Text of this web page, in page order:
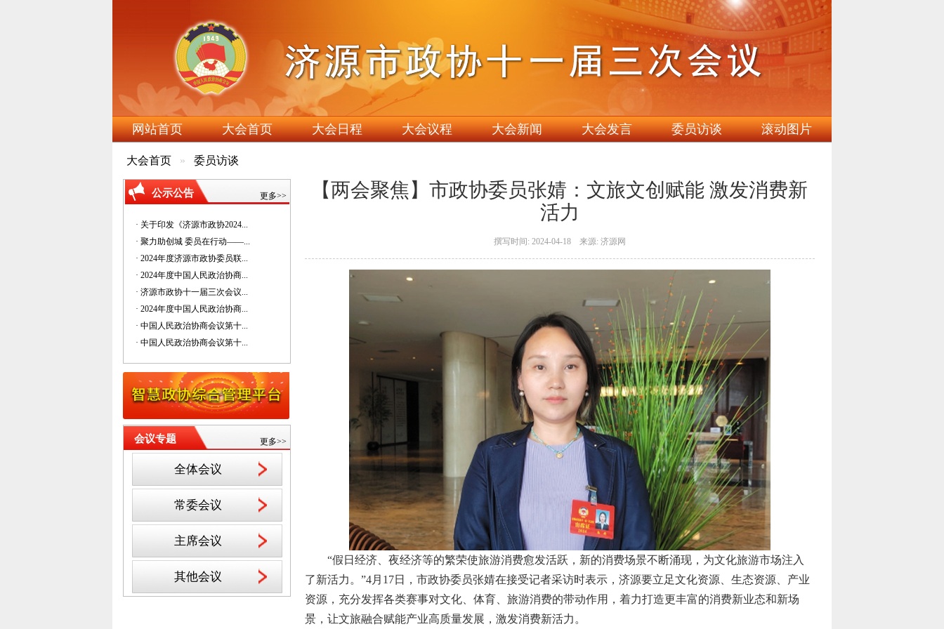
网站首页 大会首页 大会日程 大会议程 大会新闻 大会发言 委员访谈 滚动图片
大会首页 委员访谈
公示公告 更多>>
· 关于印发《济源市政协2024...
· 聚力助创城 委员在行动——...
· 2024年度济源市政协委员联...
· 2024年度中国人民政治协商...
· 济源市政协十一届三次会议...
· 2024年度中国人民政治协商...
· 中国人民政治协商会议第十...
· 中国人民政治协商会议第十...
会议专题 更多>>
全体会议
常委会议
主席会议
其他会议
【两会聚焦】市政协委员张婧：文旅文创赋能 激发消费新
活力
撰写时间: 2024-04-18 来源: 济源网
“假日经济、夜经济等的繁荣使旅游消费愈发活跃，新的消费场景不断涌现，为文化旅游市场注入
了新活力。”4月17日，市政协委员张婧在接受记者采访时表示，济源要立足文化资源、生态资源、产业
资源，充分发挥各类赛事对文化、体育、旅游消费的带动作用，着力打造更丰富的消费新业态和新场
景，让文旅融合赋能产业高质量发展，激发消费新活力。